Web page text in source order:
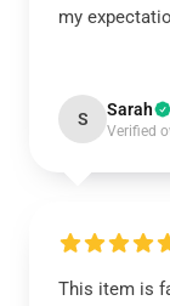
my
S Sarah
Verified
This item is